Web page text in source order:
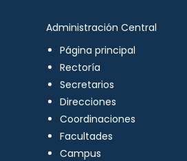
Administración Central
Página principal
Rectoría
Secretarios
Direcciones
Coordinaciones
Facultades
Campus